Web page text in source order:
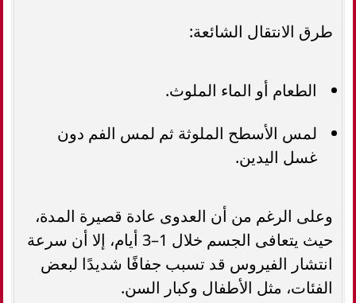
طرق الانتقال الشائعة:
الطعام أو الماء الملوث.
لمس الأسطح الملوثة ثم لمس الفم دون
غسل اليدين.
وعلى الرغم من أن العدوى عادة قصيرة المدة،
حيث يتعافى الجسم خلال 1–3 أيام، إلا أن سرعة
انتشار الفيروس قد تسبب جفافًا شديدًا لبعض
الفئات، مثل الأطفال وكبار السن.